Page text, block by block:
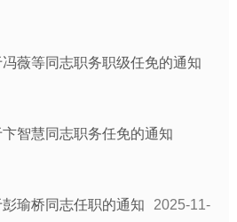
薇等同志职务职级任免的通知
智慧同志职务任免的通知
瑜桥同志任职的通知
2025-11-